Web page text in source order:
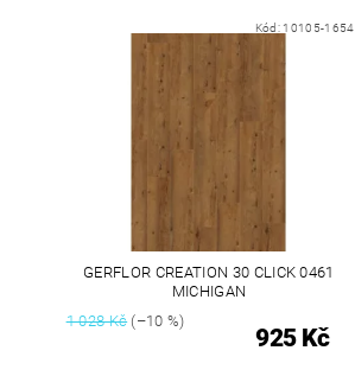
Kód: 10105-1654
GERFLOR CREATION 30 CLICK 0461
MICHIGAN
1 028 Kč(–10 %)
925 Kč